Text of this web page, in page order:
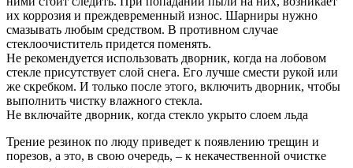
их коррозия и преждевременный износ. Шарниры нужно
смазывать любым средством. В противном случае
стеклоочиститель придется поменять.
Не рекомендуется использовать дворник, когда на лобовом
стекле присутствует слой снега. Его лучше смести рукой или
же скребком. И только после этого, включить дворник, чтобы
выполнить чистку влажного стекла.
Не включайте дворник, когда стекло укрыто слоем льда
Трение резинок по люду приведет к появлению трещин и
порезов, а это, в свою очередь, – к некачественной очистке